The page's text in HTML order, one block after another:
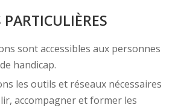
sont accessibles aux personnes
handicap.
les outils et réseaux nécessaires
accompagner et former les